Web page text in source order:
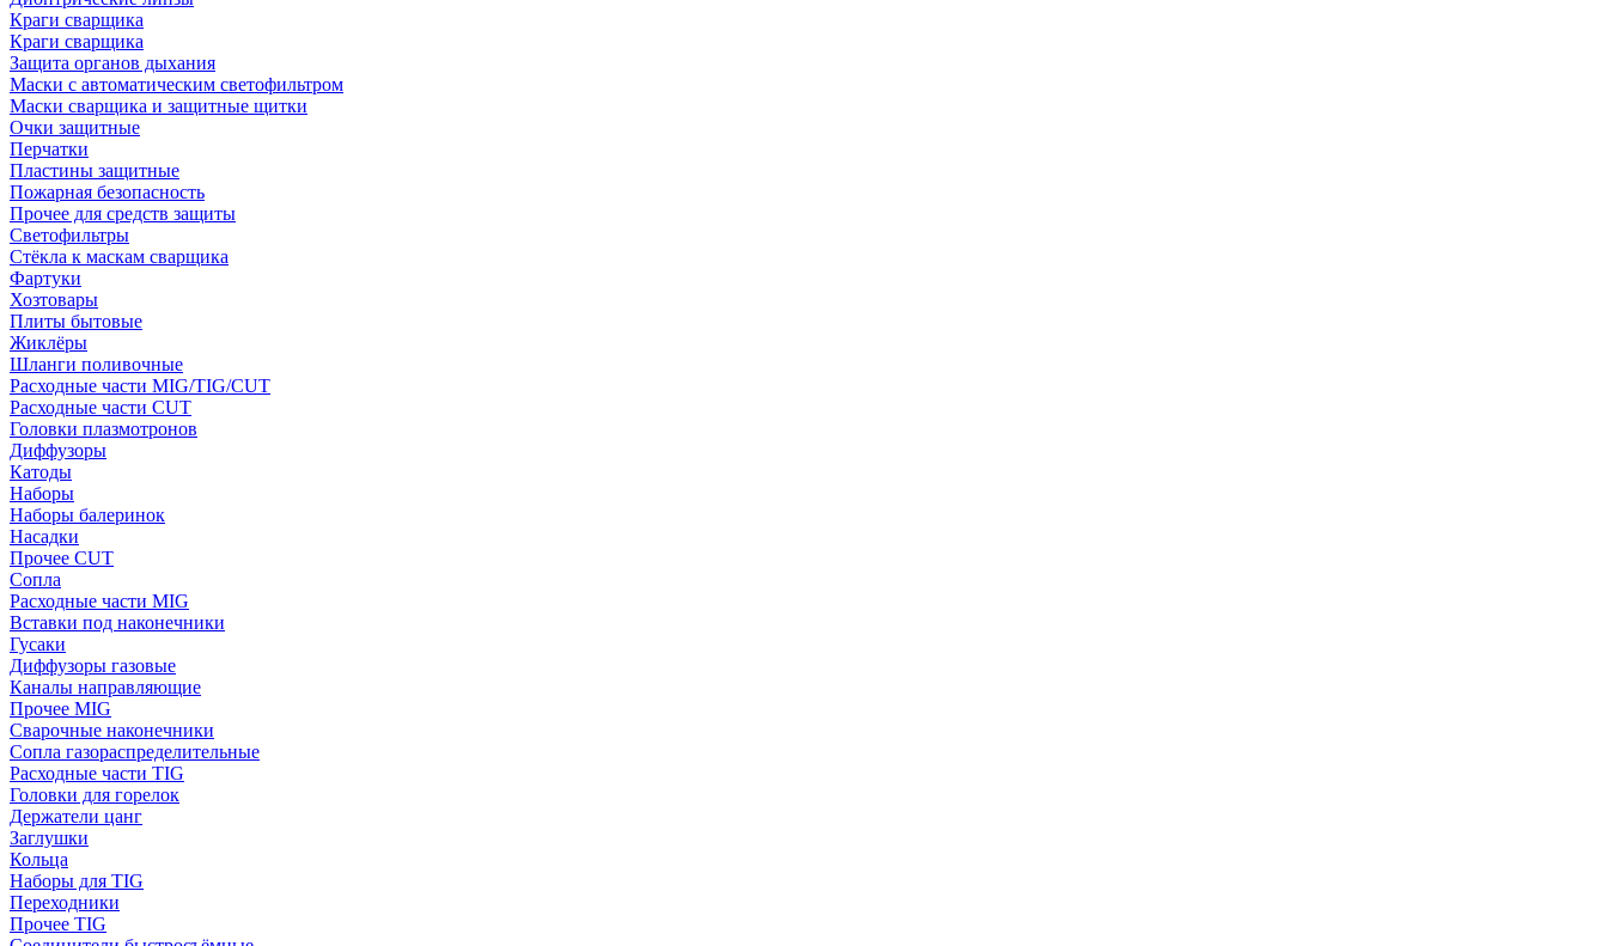
Краги сварщика
Краги сварщика
Защита органов дыхания
Маски с автоматическим светофильтром
Маски сварщика и защитные щитки
Очки защитные
Перчатки
Пластины защитные
Пожарная безопасность
Прочее для средств защиты
Светофильтры
Стёкла к маскам сварщика
Фартуки
Хозтовары
Плиты бытовые
Жиклёры
Шланги поливочные
Расходные части MIG/TIG/CUT
Расходные части CUT
Головки плазмотронов
Диффузоры
Катоды
Наборы
Наборы балеринок
Насадки
Прочее CUT
Сопла
Расходные части MIG
Вставки под наконечники
Гусаки
Диффузоры газовые
Каналы направляющие
Прочее MIG
Сварочные наконечники
Сопла газораспределительные
Расходные части TIG
Головки для горелок
Держатели цанг
Заглушки
Кольца
Наборы для TIG
Переходники
Прочее TIG